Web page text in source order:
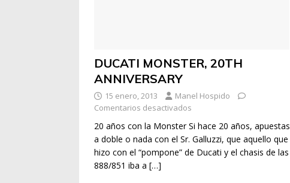
DUCATI MONSTER, 20TH
ANNIVERSARY
15 enero, 2013
Manel Hospido
Comentarios desactivados
20 años con la Monster Si hace 20 años, apuestas
a doble o nada con el Sr. Galluzzi, que aquello que
hizo con el “pompone” de Ducati y el chasis de las
888/851 iba a […]